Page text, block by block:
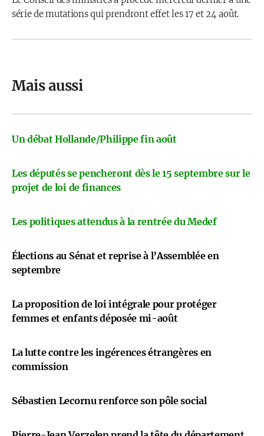
série de mutations qui prendront effet les 17 et 24 août.
Mais aussi
Un débat Hollande/Philippe fin août
Les députés se pencheront dès le 15 septembre sur le
projet de loi de finances
Les politiques attendus à la rentrée du Medef
Élections au Sénat et reprise à l’Assemblée en
septembre
La proposition de loi intégrale pour protéger
femmes et enfants déposée mi-août
La lutte contre les ingérences étrangères en
commission
Sébastien Lecornu renforce son pôle social